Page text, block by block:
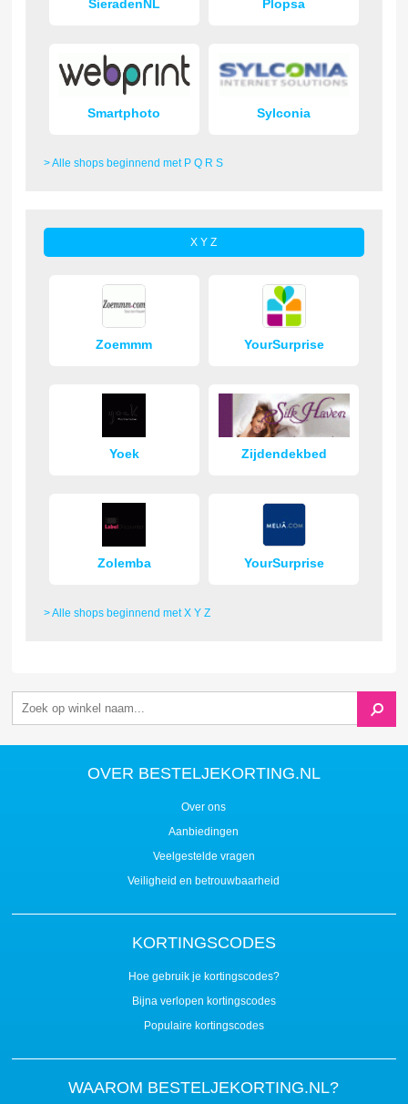
SieradenNL Plopsa
Smartphoto Sylconia
> Alle shops beginnend met P Q R S
X Y Z
Zoemmm YourSurprise
Yoek Zijdendekbed
Zolemba YourSurprise
> Alle shops beginnend met X Y Z
OVER BESTELJEKORTING.NL
Over ons
Aanbiedingen
Veelgestelde vragen
Veiligheid en betrouwbaarheid
KORTINGSCODES
Hoe gebruik je kortingscodes?
Bijna verlopen kortingscodes
Populaire kortingscodes
WAAROM BESTELJEKORTING.NL?